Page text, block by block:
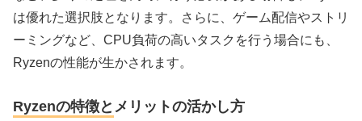
は優れた選択肢となります。さらに、ゲーム配信やストリ
ーミングなど、CPU負荷の高いタスクを行う場合にも、
Ryzenの性能が生かされます。
Ryzenの特徴とメリットの活かし方